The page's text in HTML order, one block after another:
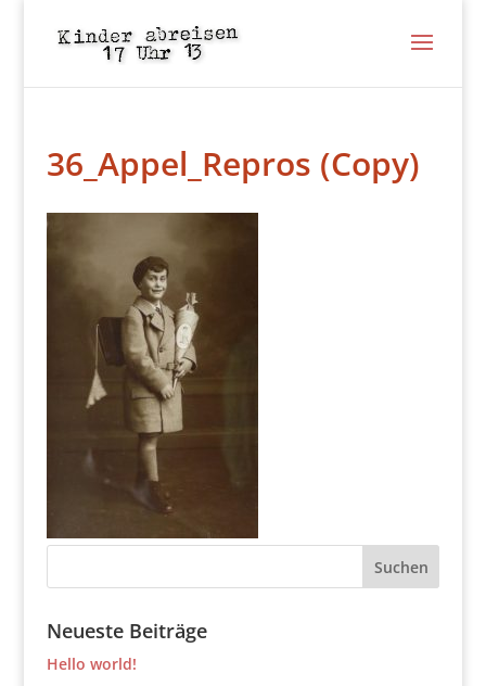
36_Appel_Repros (Copy)
Neueste Beiträge
Hello world!